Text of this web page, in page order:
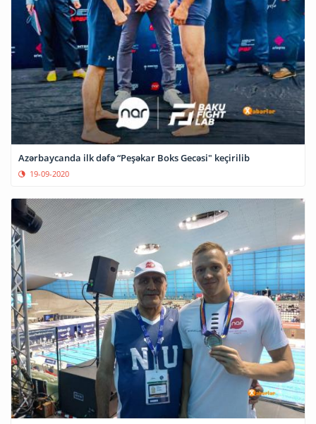
Azərbaycanda ilk dəfə “Peşəkar Boks Gecəsi" keçirilib
19-09-2020